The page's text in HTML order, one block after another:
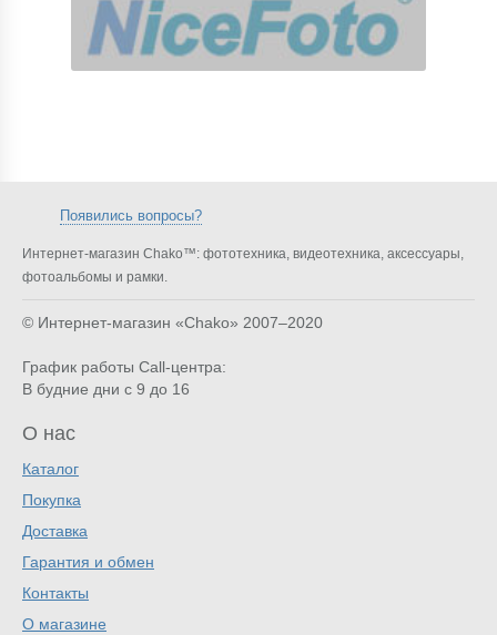
Появились вопросы?
Интернет-магазин Chako™: фототехника, видеотехника, аксессуары,
фотоальбомы и рамки.
© Интернет-магазин «Chako» 2007–2020
График работы Call-центра:
В будние дни с 9 до 16
О нас
Каталог
Покупка
Доставка
Гарантия и обмен
Контакты
О магазине